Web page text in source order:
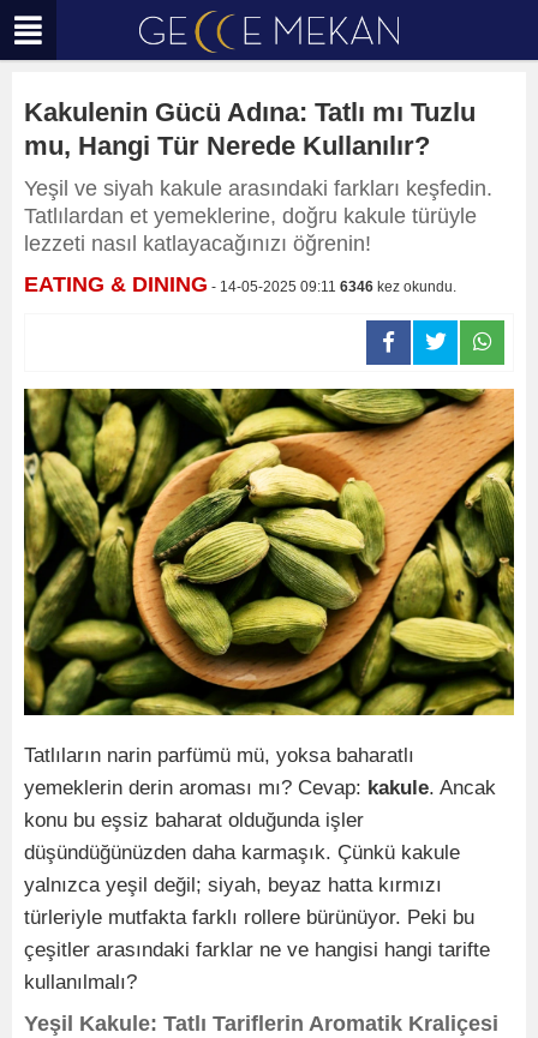
Kakulenin Gücü Adına: Tatlı mı Tuzlu
mu, Hangi Tür Nerede Kullanılır?
Yeşil ve siyah kakule arasındaki farkları keşfedin.
Tatlılardan et yemeklerine, doğru kakule türüyle
lezzeti nasıl katlayacağınızı öğrenin!
EATING & DINING - 14-05-2025 09:11 6346 kez okundu.
Tatlıların narin parfümü mü, yoksa baharatlı
yemeklerin derin aroması mı? Cevap: kakule. Ancak
konu bu eşsiz baharat olduğunda işler
düşündüğünüzden daha karmaşık. Çünkü kakule
yalnızca yeşil değil; siyah, beyaz hatta kırmızı
türleriyle mutfakta farklı rollere bürünüyor. Peki bu
çeşitler arasındaki farklar ne ve hangisi hangi tarifte
kullanılmalı?
Yeşil Kakule: Tatlı Tariflerin Aromatik Kraliçesi